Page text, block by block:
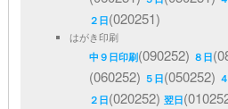
２日(020251)
はがき印刷
中９日印刷(090252) ８日
(060252) ５日(050252)
２日(020252)翌日